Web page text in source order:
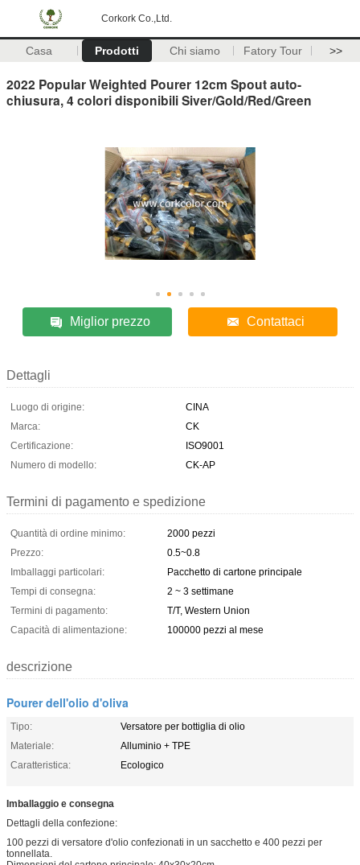
Corkork Co.,Ltd.
Casa Prodotti Chi siamo Fatory Tour >>
2022 Popular Weighted Pourer 12cm Spout auto-
chiusura, 4 colori disponibili Siver/Gold/Red/Green
Miglior prezzo Contattaci
Dettagli
Luogo di origine:
CINA
Marca:
CK
Certificazione:
ISO9001
Numero di modello:
CK-AP
Termini di pagamento e spedizione
Quantità di ordine minimo:
2000 pezzi
Prezzo:
0.5~0.8
Imballaggi particolari:
Pacchetto di cartone principale
Tempi di consegna:
2 ~ 3 settimane
Termini di pagamento:
T/T, Western Union
Capacità di alimentazione:
100000 pezzi al mese
descrizione
Pourer dell'olio d'oliva
Tipo:
Versatore per bottiglia di olio
Materiale:
Alluminio + TPE
Caratteristica:
Ecologico
Imballaggio e consegna
Dettagli della confezione:
100 pezzi di versatore d'olio confezionati in un sacchetto e 400 pezzi per
tonnellata.